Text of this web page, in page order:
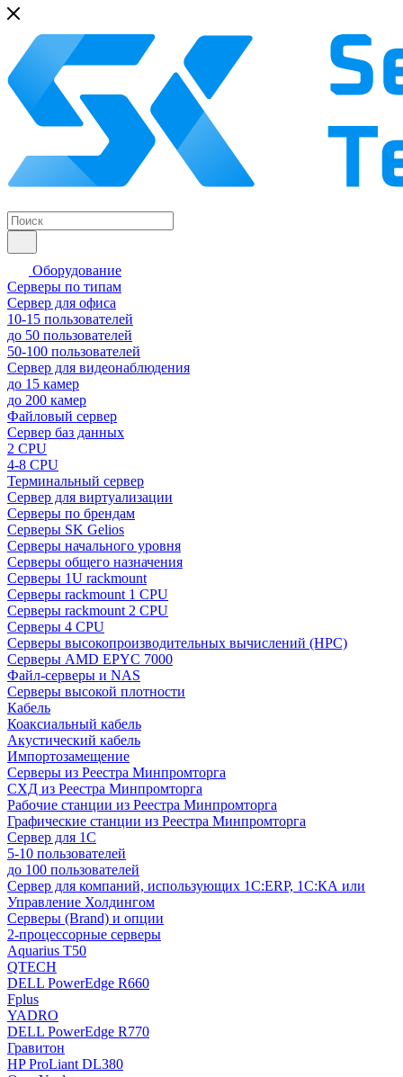
Оборудование
Серверы по типам
Сервер для офиса
10-15 пользователей
до 50 пользователей
50-100 пользователей
Сервер для видеонаблюдения
до 15 камер
до 200 камер
Файловый сервер
Сервер баз данных
2 CPU
4-8 CPU
Терминальный сервер
Сервер для виртуализации
Серверы по брендам
Серверы SK Gelios
Серверы начального уровня
Серверы общего назначения
Серверы 1U rackmount
Серверы rackmount 1 CPU
Серверы rackmount 2 CPU
Серверы 4 CPU
Серверы высокопроизводительных вычислений (HPC)
Серверы AMD EPYC 7000
Файл-серверы и NAS
Серверы высокой плотности
Кабель
Коаксиальный кабель
Акустический кабель
Импортозамещение
Серверы из Реестра Минпромторга
СХД из Реестра Минпромторга
Рабочие станции из Реестра Минпромторга
Графические станции из Реестра Минпромторга
Сервер для 1С
5-10 пользователей
до 100 пользователей
Сервер для компаний, использующих 1C:ERP, 1С:КА или
Управление Холдингом
Серверы (Brand) и опции
2-процессорные серверы
Aquarius T50
QTECH
DELL PowerEdge R660
Fplus
YADRO
DELL PowerEdge R770
Гравитон
HP ProLiant DL380